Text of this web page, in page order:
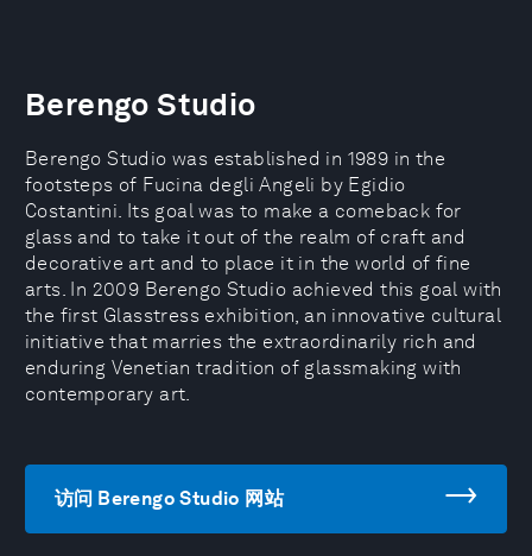
Berengo Studio
Berengo Studio was established in 1989 in the
footsteps of Fucina degli Angeli by Egidio
Costantini. Its goal was to make a comeback for
glass and to take it out of the realm of craft and
decorative art and to place it in the world of fine
arts. In 2009 Berengo Studio achieved this goal with
the first Glasstress exhibition, an innovative cultural
initiative that marries the extraordinarily rich and
enduring Venetian tradition of glassmaking with
contemporary art.
访问 Berengo Studio 网站